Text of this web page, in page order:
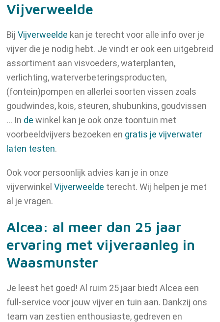
Vijverweelde
BijVijverweelde kan je terecht voor alle info over je
vijver die je nodig hebt. Je vindt er ook een uitgebreid
assortiment aan visvoeders, waterplanten,
verlichting, waterverbeteringsproducten,
(fontein)pompen en allerlei soorten vissen zoals
goudwindes, kois, steuren, shubunkins, goudvissen
… In de winkel kan je ook onze toontuin met
voorbeeldvijvers bezoeken en gratis je vijverwater
laten testen.
Ook voor persoonlijk advies kan je in onze
vijverwinkelVijverweelde terecht. Wij helpen je met
al je vragen.
Alcea: al meer dan 25 jaar
ervaring met vijveraanleg in
Waasmunster
Je leest het goed! Al ruim 25 jaar biedt Alcea een
full-service voor jouw vijver en tuin aan. Dankzij ons
team van zestien enthousiaste, gedreven en